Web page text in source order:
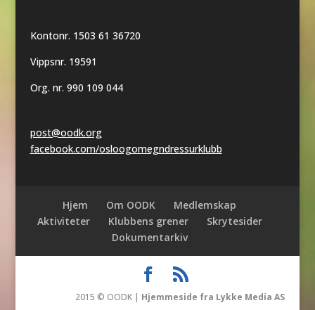
Kontonr. 1503 61 36720
Vippsnr. 19591
Org. nr. 990 109 044
post@oodk.org
facebook.com/osloogomegndressurklubb
Hjem Om OODK
Medlemskap
Aktiviteter
Klubbens grener
Skrytesider
Dokumentarkiv
2015 © OODK | Hjemmeside fra Lykke Media AS